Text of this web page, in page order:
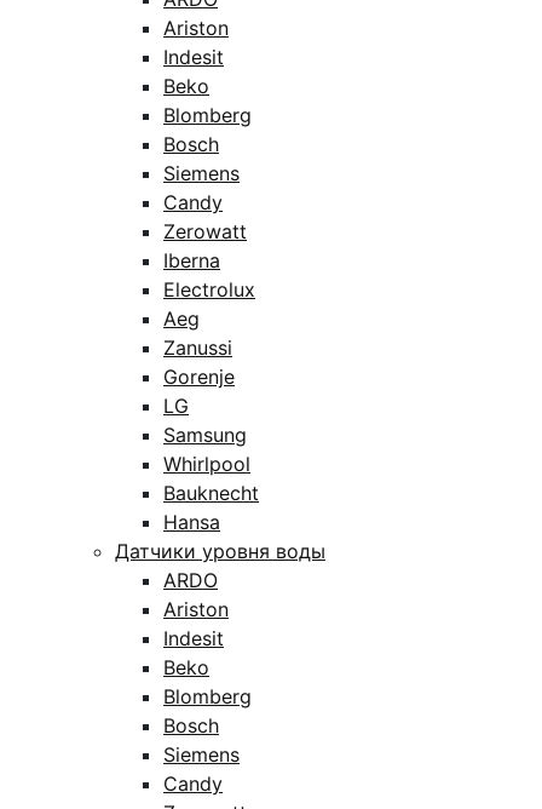
Ariston
Indesit
Beko
Blomberg
Bosch
Siemens
Candy
Zerowatt
Iberna
Electrolux
Aeg
Zanussi
Gorenje
LG
Samsung
Whirlpool
Bauknecht
Hansa
Датчики уровня воды
ARDO
Ariston
Indesit
Beko
Blomberg
Bosch
Siemens
Candy